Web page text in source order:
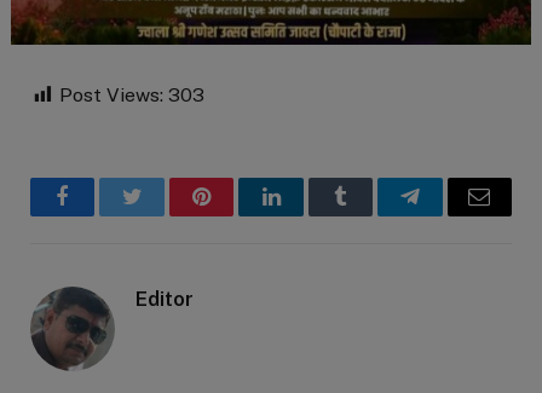
Post Views: 303
FacebookTwitter PinterestLinkedInTumblr TelegramEmail
Editor